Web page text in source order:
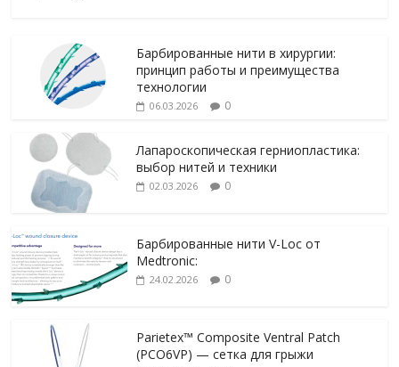
Барбированные нити в хирургии:
принцип работы и преимущества
технологии
06.03.2026 0
Лапароскопическая герниопластика:
выбор нитей и техники
02.03.2026 0
Барбированные нити V-Loc от
Medtronic:
24.02.2026 0
Parietex™ Composite Ventral Patch
(PCO6VP) — сетка для грыжи